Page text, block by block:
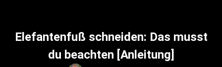
Elefantenfuß schneiden: Das musst
du beachten [Anleitung]